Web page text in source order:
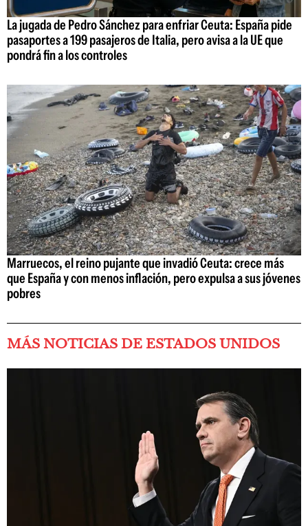
La jugada de Pedro Sánchez para enfriar Ceuta: España pide
pasaportes a 199 pasajeros de Italia, pero avisa a la UE que
pondrá fin a los controles
Marruecos, el reino pujante que invadió Ceuta: crece más
que España y con menos inflación, pero expulsa a sus jóvenes
pobres
MÁS NOTICIAS DE ESTADOS UNIDOS